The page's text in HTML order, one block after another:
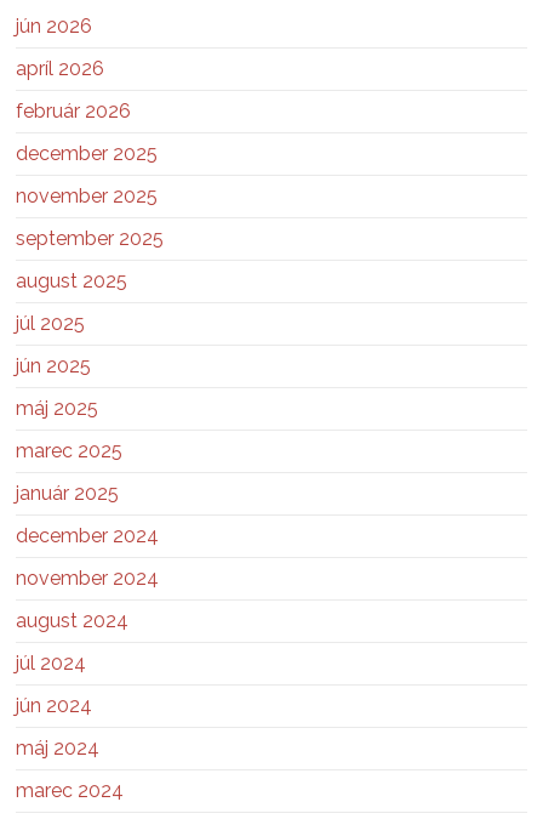
jún 2026
apríl 2026
február 2026
december 2025
november 2025
september 2025
august 2025
júl 2025
jún 2025
máj 2025
marec 2025
január 2025
december 2024
november 2024
august 2024
júl 2024
jún 2024
máj 2024
marec 2024